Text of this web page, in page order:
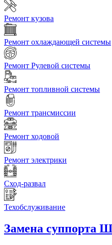
Ремонт кузова
Ремонт охлаждающей системы
Ремонт Рулевой системы
Ремонт топливной системы
Ремонт трансмиссии
Ремонт ходовой
Ремонт электрики
Сход-развал
Техобслуживание
Замена суппорта